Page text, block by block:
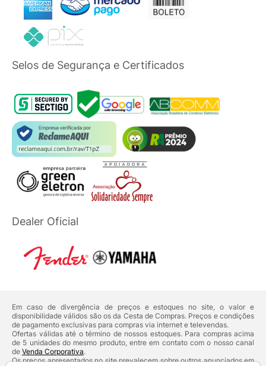
Selos de Segurança e Certificados
Dealer Oficial
Em caso de divergência de preços e estoques no site, o valor e
disponibilidade válidos são os da Cesta de Compras. Preços e condições
de pagamento exclusivas para compras via internet e televendas.
Ofertas válidas até o término de nossos estoques. Para compras acima
de 5 unidades do mesmo produto, entre em contato com o nosso canal
de Venda Corporativa.
Os preços apresentados no site prevalecem sobre outros anunciados em